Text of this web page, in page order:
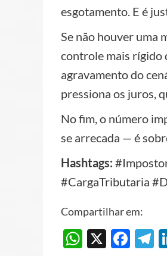
esgotamento. E é
Se não houver uma
controle mais rígido
agravamento do
pressiona os juros,
No fim, o número
se arrecada — é
Hashtags:
#CargaTributaria
Compartilhar em:
X